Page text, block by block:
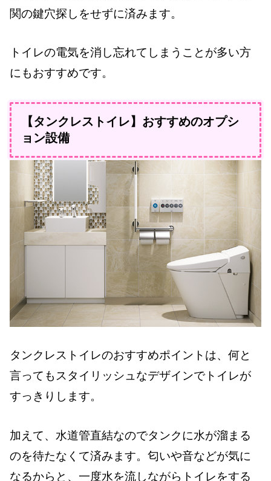
関の鍵穴探しをせずに済みます。
トイレの電気を消し忘れてしまうことが多い方
にもおすすめです。
【タンクレストイレ】おすすめのオプシ
ョン設備
タンクレストイレのおすすめポイントは、何と
言ってもスタイリッシュなデザインでトイレが
すっきりします。
加えて、水道管直結なのでタンクに水が溜まる
のを待たなくて済みます。匂いや音などが気に
なるからと、一度水を流しながらトイレをする